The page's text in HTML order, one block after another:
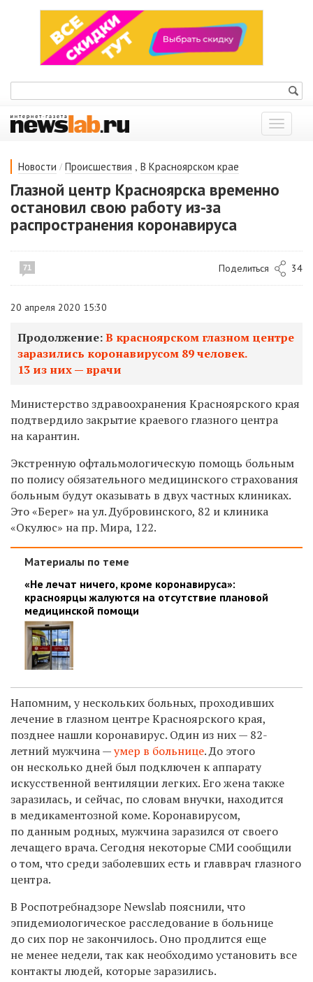
Показать
меню
Новости / Происшествия , В Красноярском крае
Глазной центр Красноярска временно
остановил свою работу из-за
распространения коронавируса
71 Поделиться 34
20 апреля 2020 15:30
Продолжение:В красноярском глазном центре
заразились коронавирусом 89 человек.
13 из них — врачи
Министерство здравоохранения Красноярского края
подтвердило закрытие краевого глазного центра
на карантин.
Экстренную офтальмологическую помощь больным
по полису обязательного медицинского страхования
больным будут оказывать в двух частных клиниках.
Это «Берег» на ул. Дубровинского, 82 и клиника
«Окулюс» на пр. Мира, 122.
Материалы по теме
«Не лечат ничего, кроме коронавируса»:
красноярцы жалуются на отсутствие плановой
медицинской помощи
Напомним, у нескольких больных, проходивших
лечение в глазном центре Красноярского края,
позднее нашли коронавирус. Один из них — 82-
летний мужчина —умер в больнице. До этого
он несколько дней был подключен к аппарату
искусственной вентиляции легких. Его жена также
заразилась, и сейчас, по словам внучки, находится
в медикаментозной коме. Коронавирусом,
по данным родных, мужчина заразился от своего
лечащего врача. Сегодня некоторые СМИ сообщили
о том, что среди заболевших есть и главврач глазного
центра.
В Роспотребнадзоре Newslab пояснили, что
эпидемиологическое расследование в больнице
до сих пор не закончилось. Оно продлится еще
не менее недели, так как необходимо установить все
контакты людей, которые заразились.